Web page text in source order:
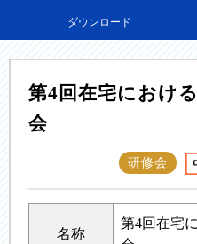
ダウンロード
第4回在宅におけ
会
研修会
名称
第4回在宅